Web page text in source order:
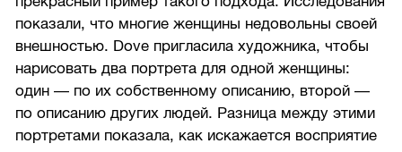
показали, что многие женщины недовольны своей
внешностью. Dove пригласила художника, чтобы
нарисовать два портрета для одной женщины:
один — по их собственному описанию, второй —
по описанию других людей. Разница между этими
портретами показала, как искажается восприятие